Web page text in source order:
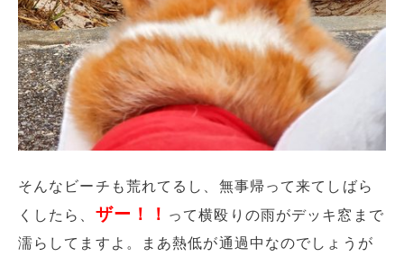
そんなビーチも荒れてるし、無事帰って来てしばら
くしたら、 ザー！！ って横殴りの雨がデッキ窓まで
濡らしてますよ。まあ熱低が通過中なのでしょうが